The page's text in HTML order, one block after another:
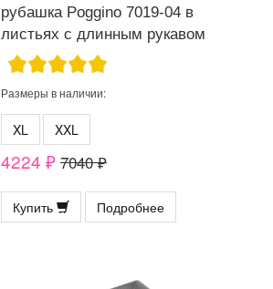
рубашка Poggino 7019-04 в
листьях с длинным рукавом
Размеры в наличии:
XL XXL
4224 ₽ 7040 ₽
Купить Подробнее